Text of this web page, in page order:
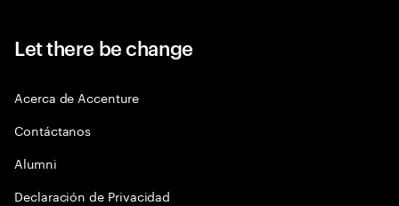
Let there be change
Acerca de Accenture
Contáctanos
Alumni
Declaración de Privacidad